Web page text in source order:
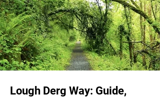
Lough Derg Way: Guide,